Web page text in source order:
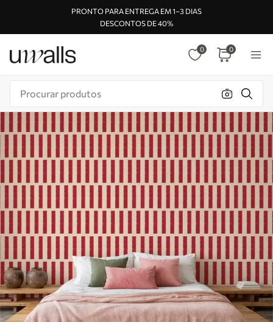
PRONTO PARA ENTREGA EM 1–3 DIAS
DESCONTOS DE 40%
0 0